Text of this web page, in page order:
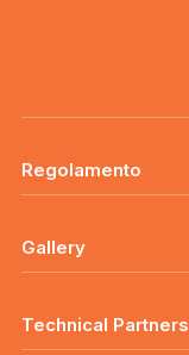
Regolamento
Gallery
Technical Partners